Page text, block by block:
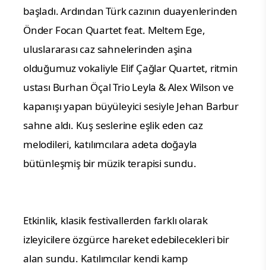
başladı. Ardından Türk cazının duayenlerinden
Önder Focan Quartet feat. Meltem Ege,
uluslararası caz sahnelerinden aşina
olduğumuz vokaliyle Elif Çağlar Quartet, ritmin
ustası Burhan Öçal Trio Leyla & Alex Wilson ve
kapanışı yapan büyüleyici sesiyle Jehan Barbur
sahne aldı. Kuş seslerine eşlik eden caz
melodileri, katılımcılara adeta doğayla
bütünleşmiş bir müzik terapisi sundu.
Etkinlik, klasik festivallerden farklı olarak
izleyicilere özgürce hareket edebilecekleri bir
alan sundu. Katılımcılar kendi kamp